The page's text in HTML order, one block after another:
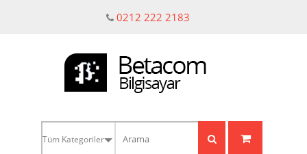
0212 222 2183